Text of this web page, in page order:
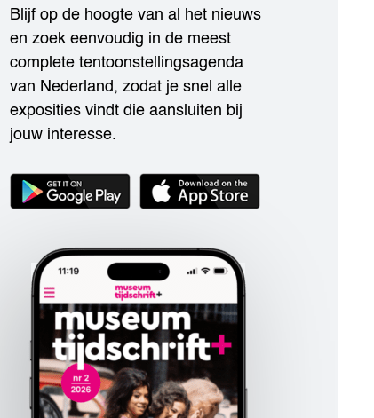
Blijf op de hoogte van al het nieuws
en zoek eenvoudig in de meest
complete tentoonstellingsagenda
van Nederland, zodat je snel alle
exposities vindt die aansluiten bij
jouw interesse.